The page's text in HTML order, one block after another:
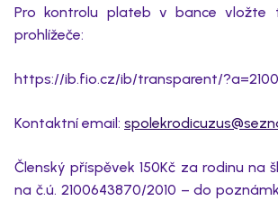
Pro kontrolu plateb v bance vložte
prohlížeče:
https://ib.fio.cz/ib/transparent/
Kontaktní email:
Členský příspěvek 150Kč za rodinu na
na č.ú. 2100643870/2010 – do